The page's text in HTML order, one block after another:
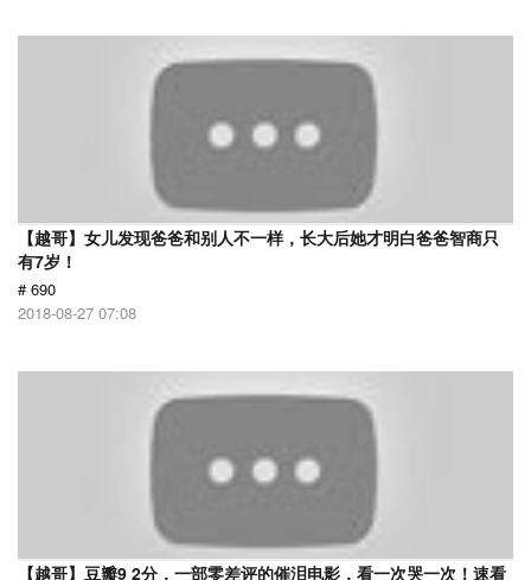
【越哥】女儿发现爸爸和别人不一样，长大后她才明白爸爸智商只
有7岁！
# 690
2018-08-27 07:08
【越哥】豆瓣9 2分，一部零差评的催泪电影，看一次哭一次！速看